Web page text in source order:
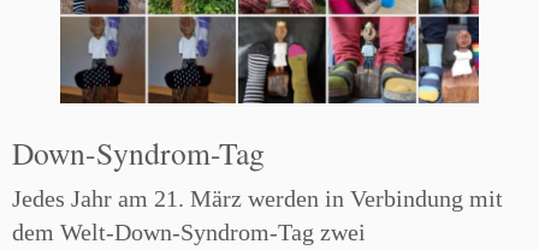
Down-Syndrom-Tag
Jedes Jahr am 21. März werden in Verbindung mit
dem Welt-Down-Syndrom-Tag zwei